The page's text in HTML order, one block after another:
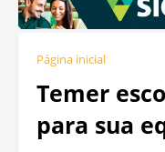
Página inicial
Temer
para sua